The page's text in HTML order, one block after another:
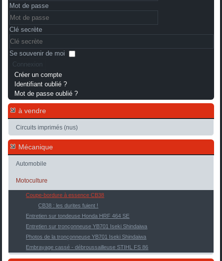
Mot de passe
Clé secrète
Se souvenir de moi
Connexion
Créer un compte
Identifiant oublié ?
Mot de passe oublié ?
à vendre
Circuits imprimés (nus)
Mécanique
Automobile
Motoculture
Coupe-bordure à essence CB38
CB38 : les durites fuient !
Entretien sur tondeuse Honda HRF 464 SE
Entretien sur tronçonneuse YB701 Iseki Shindaiwa
Photos de la tronçonneuse YB701 Iseki Shindaiwa
Embrayage cassé - débroussailleuse STIHL FS 86